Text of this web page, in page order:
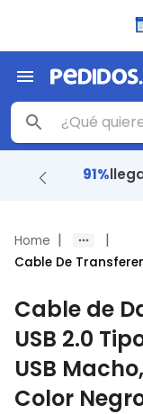
91%
Home | |
Cable De
Cable de
USB 2.0
USB
Color